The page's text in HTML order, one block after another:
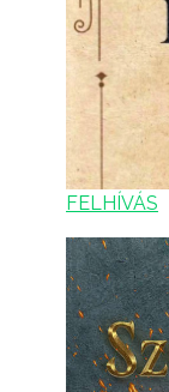
FELHÍVÁS